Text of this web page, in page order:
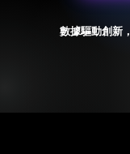
數據驅動創新